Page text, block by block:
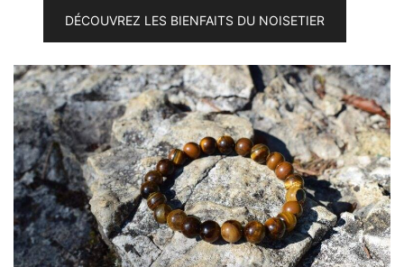
DÉCOUVREZ LES BIENFAITS DU NOISETIER